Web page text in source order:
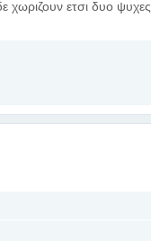
χωριζουν ετσι δυο ψυχες.